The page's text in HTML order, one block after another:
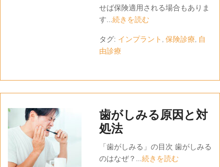
せば保険適用される場合もありま
す...続きを読む
タグ: インプラント , 保険診療, 自
由診療
歯がしみる原因と対
処法
「歯がしみる」の目次 歯がしみる
のはなぜ？...続きを読む